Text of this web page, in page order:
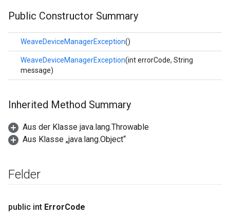
Public Constructor Summary
WeaveDeviceManagerException()
WeaveDeviceManagerException(int errorCode, String
message)
Inherited Method Summary
Aus der Klasse java.lang.Throwable
Aus Klasse „java.lang.Object“
Felder
public int ErrorCode